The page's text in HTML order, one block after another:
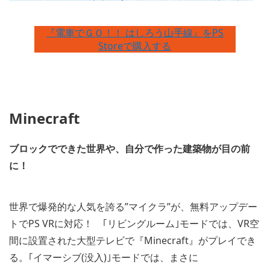
『電車でＧＯ！！ はしろう山手線』をPS
Storeで購入する
Minecraft
ブロックでできた世界や、自分で作った建築物が目の前
に！
世界で爆発的な人気を誇る”マイクラ”が、無料アップデー
トでPS VRに対応！ ｢リビングルーム｣モードでは、VR空
間に設置された大型テレビで『Minecraft』がプレイでき
る。｢イマーシブ(没入)｣モードでは、まさに